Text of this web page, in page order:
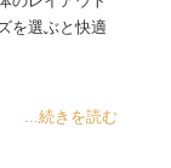
を選ぶと快適
...続きを読む